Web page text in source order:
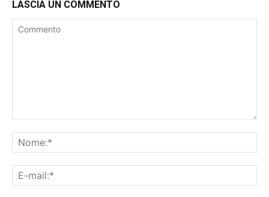
LASCIA UN COMMENTO